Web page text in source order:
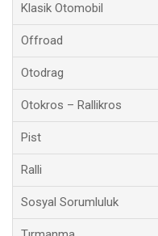
Klasik Otomobil
Offroad
Otodrag
Otokros – Rallikros
Pist
Ralli
Sosyal Sorumluluk